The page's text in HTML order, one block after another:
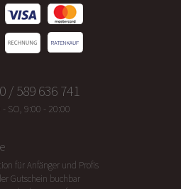
/ 589 636 741
- SO, 9:00 - 20:00
für Anfänger und Profis
Gutschein buchbar